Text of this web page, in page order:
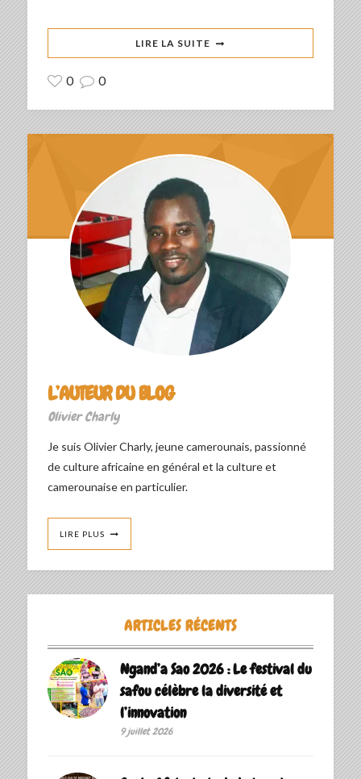
LIRE LA SUITE
0 0
L’AUTEUR DU BLOG
Olivier Charly
Je suis Olivier Charly, jeune camerounais, passionné
de culture africaine en général et la culture et
camerounaise en particulier.
LIRE PLUS
ARTICLES RÉCENTS
Ngand’a Sao 2026 : Le festival du
safou célèbre la diversité et
l’innovation
9 juillet 2026